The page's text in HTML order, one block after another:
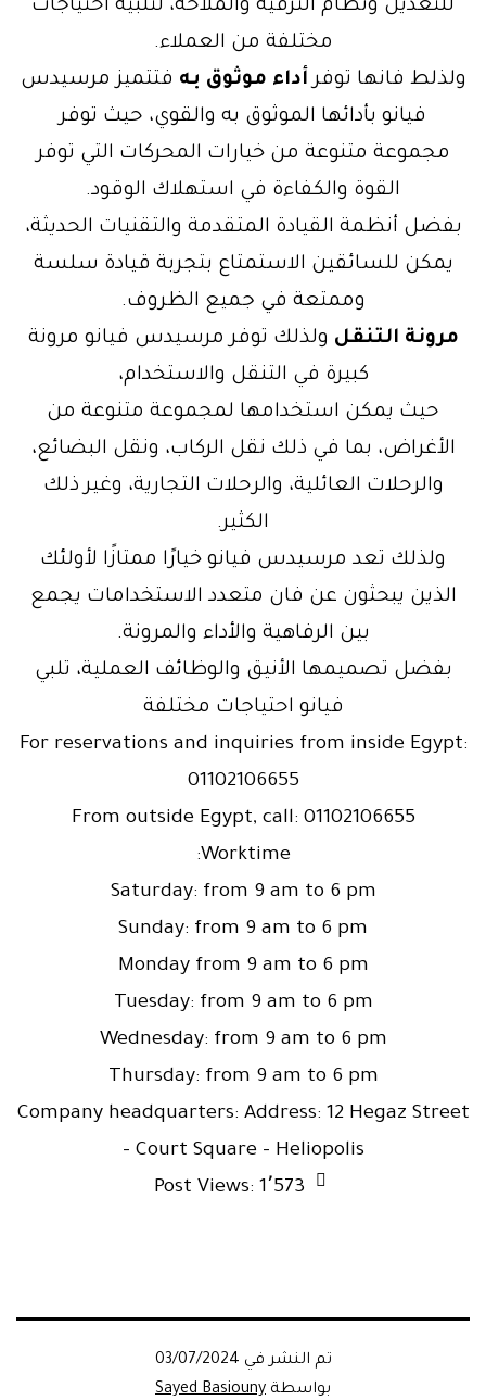
للتعديل ونظام الترفيه والملاحة، لتلبية احتياجات
مختلفة من العملاء.
ولذلط فانها توفرأداء موثوق به فتتميز مرسيدس
فيانو بأدائها الموثوق به والقوي، حيث توفر
مجموعة متنوعة من خيارات المحركات التي توفر
القوة والكفاءة في استهلاك الوقود.
بفضل أنظمة القيادة المتقدمة والتقنيات الحديثة،
يمكن للسائقين الاستمتاع بتجربة قيادة سلسة
وممتعة في جميع الظروف.
مرونة التنقل ولذلك توفر مرسيدس فيانو مرونة
كبيرة في التنقل والاستخدام،
حيث يمكن استخدامها لمجموعة متنوعة من
الأغراض، بما في ذلك نقل الركاب، ونقل البضائع،
والرحلات العائلية، والرحلات التجارية، وغير ذلك
الكثير.
ولذلك تعد مرسيدس فيانو خيارًا ممتازًا لأولئك
الذين يبحثون عن فان متعدد الاستخدامات يجمع
بين الرفاهية والأداء والمرونة.
بفضل تصميمها الأنيق والوظائف العملية، تلبي
فيانو احتياجات مختلفة
For reservations and inquiries from inside Egypt:
01102106655
From outside Egypt, call: 01102106655
Worktime:
Saturday: from 9 am to 6 pm
Sunday: from 9 am to 6 pm
Monday from 9 am to 6 pm
Tuesday: from 9 am to 6 pm
Wednesday: from 9 am to 6 pm
Thursday: from 9 am to 6 pm
Company headquarters: Address: 12 Hegaz Street
– Court Square – Heliopolis
Post Views: 1٬573
تم النشر في 03/07/2024
بواسطة Sayed Basiouny